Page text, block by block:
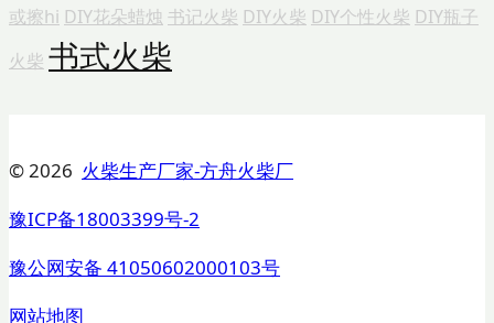
或擦hi DIY花朵蜡烛 书记火柴 DIY火柴 DIY个性火柴 DIY瓶子
火柴 书式火柴
© 2026 火柴生产厂家-方舟火柴厂
豫ICP备18003399号-2
豫公网安备 41050602000103号
网站地图